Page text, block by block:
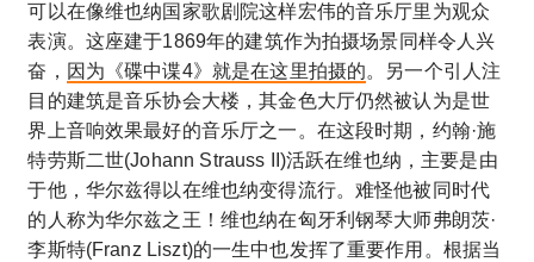
可以在像维也纳国家歌剧院这样宏伟的音乐厅里为观众
表演。这座建于1869年的建筑作为拍摄场景同样令人兴
奋， 因为《碟中谍4》就是在这里拍摄的。另一个引人注
目的建筑是音乐协会大楼，其金色大厅仍然被认为是世
界上音响效果最好的音乐厅之一。在这段时期，约翰·施
特劳斯二世(Johann Strauss II)活跃在维也纳，主要是由
于他，华尔兹得以在维也纳变得流行。难怪他被同时代
的人称为华尔兹之王！维也纳在匈牙利钢琴大师弗朗茨·
李斯特(Franz Liszt)的一生中也发挥了重要作用。根据当